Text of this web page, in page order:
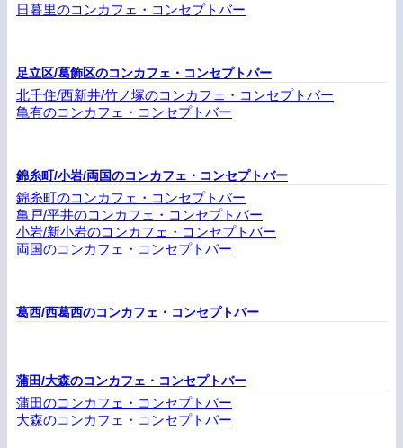
日暮里のコンカフェ・コンセプトバー
足立区/葛飾区のコンカフェ・コンセプトバー
北千住/西新井/竹ノ塚のコンカフェ・コンセプトバー
亀有のコンカフェ・コンセプトバー
錦糸町/小岩/両国のコンカフェ・コンセプトバー
錦糸町のコンカフェ・コンセプトバー
亀戸/平井のコンカフェ・コンセプトバー
小岩/新小岩のコンカフェ・コンセプトバー
両国のコンカフェ・コンセプトバー
葛西/西葛西のコンカフェ・コンセプトバー
蒲田/大森のコンカフェ・コンセプトバー
蒲田のコンカフェ・コンセプトバー
大森のコンカフェ・コンセプトバー